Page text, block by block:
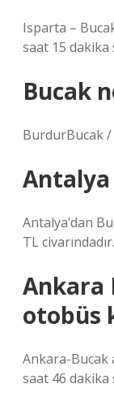
Isparta –
saat 15
Bucak
BurdurBucak /
Antalya’dan
TL civarındadır.
Ankara
otobüs
Ankara-Bucak
saat 46